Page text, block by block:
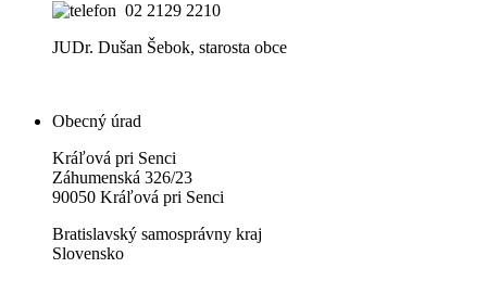
02 2129 2210
JUDr. Dušan Šebok, starosta obce
Obecný úrad
Kráľová pri Senci
Záhumenská 326/23
90050 Kráľová pri Senci
Bratislavský samosprávny kraj
Slovensko